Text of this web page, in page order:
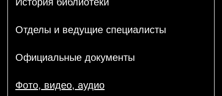
Отделы и ведущие специалисты
Официальные документы
Фото, видео, аудио